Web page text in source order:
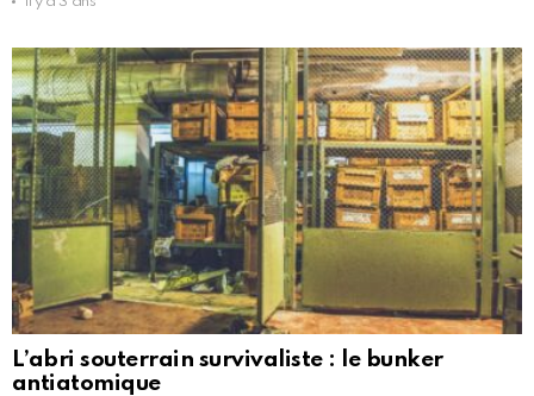
L’abri souterrain survivaliste : le bunker
antiatomique